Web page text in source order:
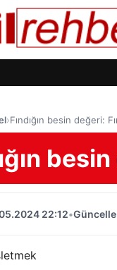
›Fındığın besin değeri:
22:12•